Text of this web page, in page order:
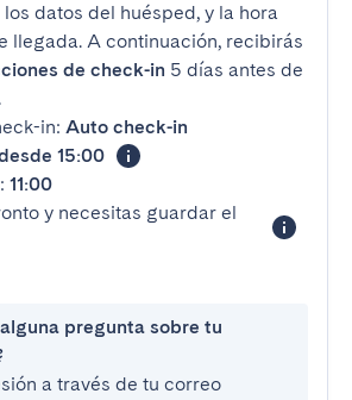
los datos del huésped, y la hora
llegada. A continuación, recibirás
de check-in 5 días antes de
in: Auto check-in
15:00
11:00
y necesitas guardar el
pregunta sobre tu
a través de tu correo